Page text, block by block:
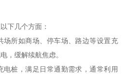
下几个方面：
场所如商场、停车场、路边等设置充
，缓解续航焦虑。
电桩，满足日常通勤需求，通常利用